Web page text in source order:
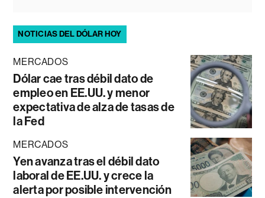
NOTICIAS DEL DÓLAR HOY
MERCADOS
Dólar cae tras débil dato de
empleo en EE.UU. y menor
expectativa de alza de tasas de
la Fed
MERCADOS
Yen avanza tras el débil dato
laboral de EE.UU. y crece la
alerta por posible intervención